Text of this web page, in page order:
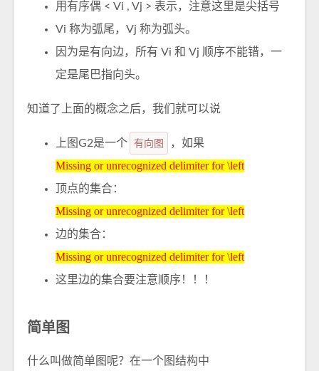
用有序偶 < Vi , Vj > 表示，注意这里是尖括号
Vi 称为弧尾，Vj 称为弧头。
因为是有向边，所有 Vi 和 Vj 顺序不能错，一
定是尾巴指向头。
知道了上面的概念之后，我们就可以说
上图G2是一个 有向图 ，如果
Missing or unrecognized delimiter for \left
Missing or unrecognized delimiter for \left
顶点的集合：
Missing or unrecognized delimiter for \left
Missing or unrecognized delimiter for \left
边的集合：
Missing or unrecognized delimiter for \left
Missing or unrecognized delimiter for \left
这里边的集合要注意顺序！！！
简单图
什么叫做简单图呢？在一个图结构中